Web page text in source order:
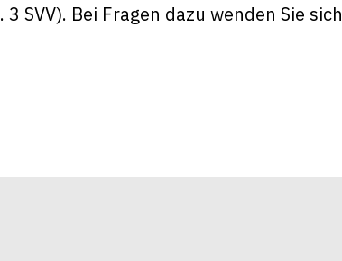
SVV). Bei Fragen dazu wenden Sie sich